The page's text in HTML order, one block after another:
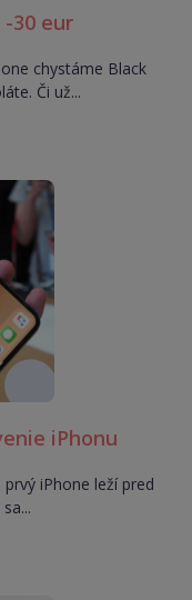
30 eur
chystáme Black
Či už...
iPhonu
iPhone leží pred